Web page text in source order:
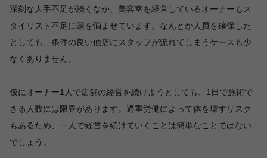
深刻な人手不足が続くなか、美容室を経営しているオーナーもス
タイリスト不足に頭を悩ませています。なんとか人員を確保した
としても、条件の良い他店にスタッフが流れてしまうケースも少
なくありません。
仮にオーナー1人で店舗の経営を続けようとしても、1日で施術で
きる人数には限界があります。過重労働によって体を壊すリスク
もあるため、一人で経営を続けていくことは簡単なことではない
でしょう。